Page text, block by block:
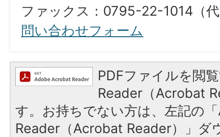
ファックス：0795-22-1014（
問い合わせフォーム
PDFファイルを閲
Reader（Acrobat
す。お持ちでない方は、左記の
Reader（Acrobat Reader）」ダ